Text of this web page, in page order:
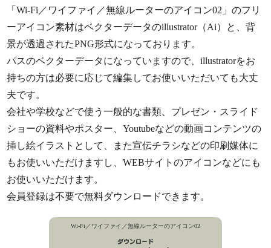
「Wi-Fi／ワイファイ／無線ルーターのアイコン02」のフリ
ーアイコン素材はベクターデータのillustrator（Ai）と、背
景が透過されたPNG形式になっております。
パスのベクターデータになっていますので、illustratorをお
持ちの方は必要に応じて編集してお使いいただいても大丈
夫です。
会社や学校などで使う一般的な書類、プレゼン・スライド
ショーの資料やポスター、Youtubeなどの動画コンテンツの
挿し絵イラストとして、また宣伝チラシなどの印刷媒体に
もお使いいただけますし、WEBサイトのアイコンなどにも
お使いいただけます。
会員登録は不要で無料ダウンロードできます。
Wi-Fi／ワイファイ／無線ルーターのアイコン02